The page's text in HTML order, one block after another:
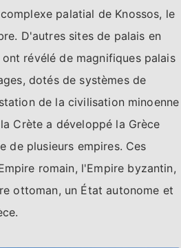
palatial de Knossos, le
D'autres sites de palais en
révélé de magnifiques palais
dotés de systèmes de
de la civilisation minoenne
Crète a développé la Grèce
de plusieurs empires. Ces
romain, l'Empire byzantin,
ottoman, un État autonome et